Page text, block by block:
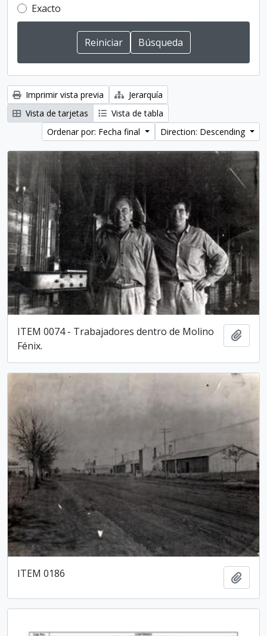
Exacto
Imprimir vista previa
Jerarquía
Vista de tarjetas
Vista de tabla
Ordenar por: Fecha final
Direction: Descending
ITEM 0074 - Trabajadores dentro de Molino
Fénix.
ITEM 0186